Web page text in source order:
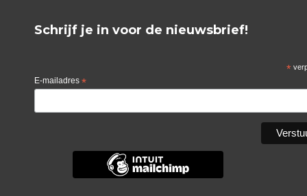
Schrijf je in voor de nieuwsbrief!
*
E-mailadres *